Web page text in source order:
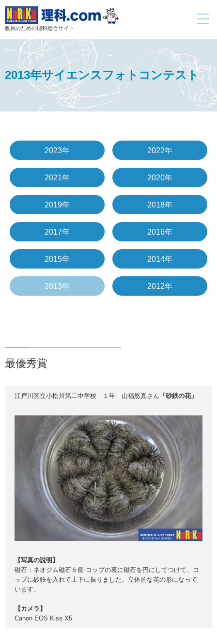
教員のための理科総合サイト
toggle
2013年サイエンスフォトコンテスト
2023年 2022年
2021年 2020年
2019年 2018年
2017年 2016年
2015年 2014年
2013年 2012年
最優秀賞
江戸川区立小松川第二中学校 １年 山福悠真さん 「砂鉄の花」
【写真の説明】
磁石：ネオジム磁石５個 コップの裏に磁石を円にしてつけて、コ
ップに砂鉄を入れて上下に振りました。立体的な花の形になって
います。
【カメラ】
Canon EOS Kiss X5